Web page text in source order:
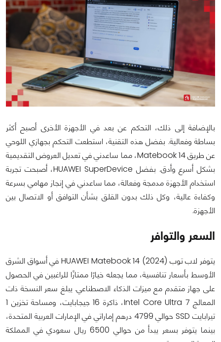
بالإضافة إلى ذلك، التحكم عن بعد في الأجهزة الأخرى أصبح أكثر
بساطة وفعالية. بفضل هذه التقنية، استطعت التحكم بجهازي اللوحي
عن طريق Matebook 14، مما ساعدني في تعديل العروض التقديمية
بشكل أسرع وأدق. بفضل HUAWEI SuperDevice، أصبحت تجربة
استخدام الأجهزة مدمجة وفعالة، مما ساعدني في إنجاز مهامي بسرعة
وكفاءة عالية، وكل ذلك بدون القلق بشأن التوافق أو الاتصال بين
الأجهزة.
السعر والتوافر
يتوفر لاب توب HUAWEI Matebook 14 (2024) في أسواق الشرق
الأوسط بأسعار تنافسية، مما يجعله خيارًا ممتازًا للراغبين في الحصول
على جهاز متقدم مع ميزات الذكاء الاصطناعي. يبلغ سعر النسخة ذات
المعالج Intel Core Ultra 7، ذاكرة 16 جيجابايت، ومساحة تخزين 1
تيرابايت SSD حوالي 4799 درهم إماراتي في الإمارات العربية المتحدة،
بينما يتوفر بسعر يبدأ من حوالي 6500 ريال سعودي في المملكة